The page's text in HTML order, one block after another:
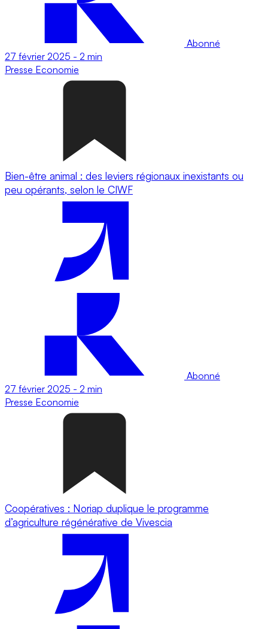
Abonné
27 février 2025 - 2 min
Presse Economie
Bien-être animal : des leviers régionaux inexistants ou
peu opérants, selon le CIWF
Abonné
27 février 2025 - 2 min
Presse Economie
Coopératives : Noriap duplique le programme
d’agriculture régénérative de Vivescia